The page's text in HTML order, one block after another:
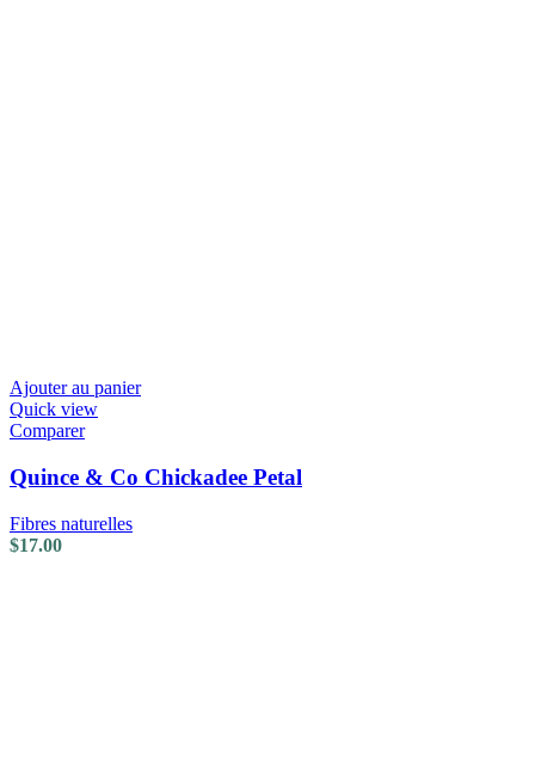
Ajouter au panier
Quick view
Comparer
Quince & Co Chickadee Petal
Fibres naturelles
$17.00